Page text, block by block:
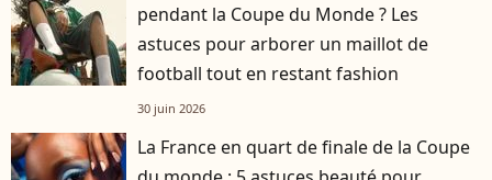
pendant la Coupe du Monde ? Les
astuces pour arborer un maillot de
football tout en restant fashion
30 juin 2026
La France en quart de finale de la Coupe